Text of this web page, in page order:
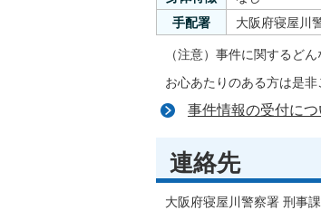
手配署
大阪府寝屋川
（注意）事件に関するど
お心あたりのある方は是非
事件情報の受付につ
連絡先
大阪府寝屋川警察署 刑事